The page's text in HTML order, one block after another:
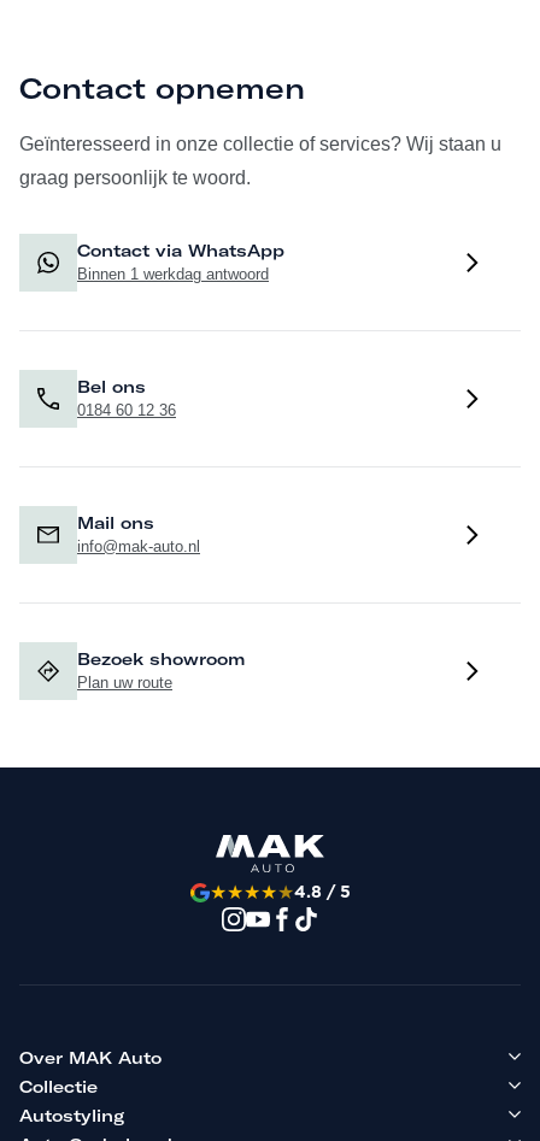
Contact opnemen
Geïnteresseerd in onze collectie of services? Wij staan u
graag persoonlijk te woord.
Contact via WhatsApp
Binnen 1 werkdag antwoord
Bel ons
0184 60 12 36
Mail ons
info@mak-auto.nl
Bezoek showroom
Plan uw route
★★★★★4.8 / 5
Over MAK Auto
Collectie
Autostyling